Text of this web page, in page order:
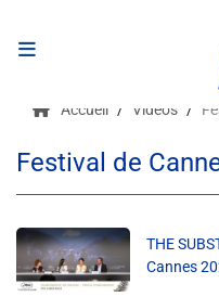
RADIO
Podcasts
Programmes
Equipe
Faire un don
Accueil Vidéos
Festival de
THE
Cannes